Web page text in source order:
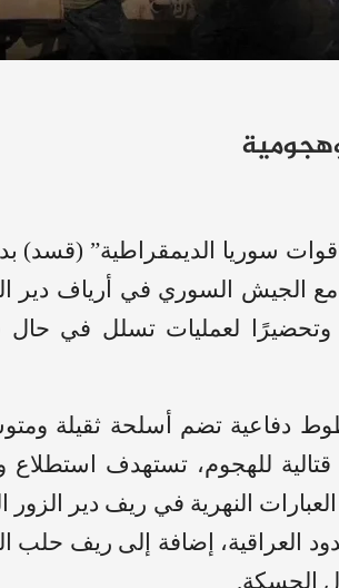
“قوات سوريا الديمقراطية”
الجيش السوري في أرياف دير
وتحضيرًا لعمليات تسلل في
دفاعية تضم أسلحة ثقيلة
للهجوم، تستهدف
النهرية في ريف دير
العراقية، إضافة إلى ريف
الحسكة.